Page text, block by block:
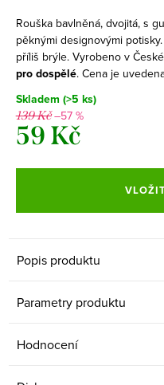
Rouška bavlněná, dvojitá, s
pěknými designovými potisky.
příliš brýle. Vyrobeno v
pro dospělé. Cena je
Skladem (>5 ks)
139 Kč–57 %
59 Kč
cena:
Popis produktu
Parametry produktu
Hodnocení